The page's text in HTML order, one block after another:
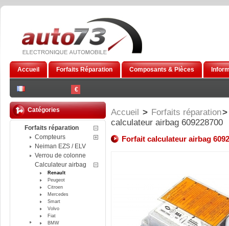
€
Accueil Forfaits Réparation Composants & Pièces
Catégories
Forfaits réparation
Compteurs
Neiman EZS / ELV
Verrou de colonne
Calculateur airbag
Renault
Peugeot
Citroen
Mercedes
Smart
Volvo
Fiat
BMW
Accueil > Forfaits réparation>
calculateur airbag 609228700
Forfait calculateur airbag